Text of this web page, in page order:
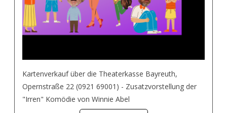
Kartenverkauf über die Theaterkasse Bayreuth,
Opernstraße 22 (0921 69001) - Zusatzvorstellung der
"Irren" Komödie von Winnie Abel